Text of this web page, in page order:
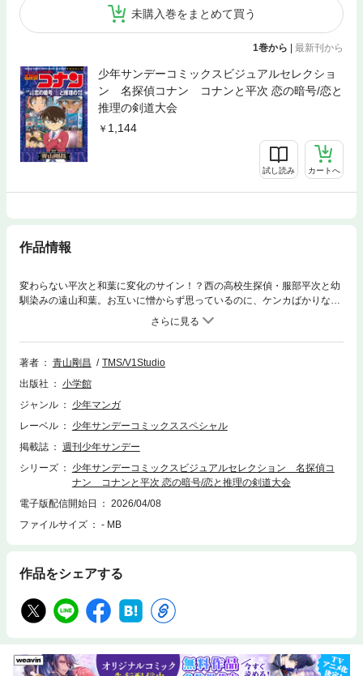
未購入巻をまとめて買う
1巻から | 最新刊から
少年サンデーコミックスビジュアルセレクショ
ン 名探偵コナン コナンと平次 恋の暗号/恋と
推理の剣道大会
1,144
試し読み カートへ
作品情報
変わらない平次と和葉に変化のサイン！？西の高校生探偵・服部平次と幼
馴染みの遠山和葉。お互いに憎からず思っているのに、ケンカばかりな2
人。なかなか想いを伝えられていなかったが、その時は突然にーー！！コ
ナンと蘭ならずともやきもきさせられる平次と和葉の恋模様。さらには恋
路を阻むように事件や因縁の相手も登場して――！？TVアニメ第763・76
4話『コナンと平次 恋の暗号』 、第916・917話『恋と推理の剣道大会』
著者 青山剛昌
TMS/V1Studio
出版社
小学館
ジャンル
少年マンガ
レーベル
少年サンデーコミックススペシャル
掲載誌
週刊少年サンデー
シリーズ
少年サンデーコミックスビジュアルセレクション 名探偵コ
ナン コナンと平次 恋の暗号/恋と推理の剣道大会
電子版配信開始日
2026/04/08
ファイルサイズ
- MB
作品をシェアする